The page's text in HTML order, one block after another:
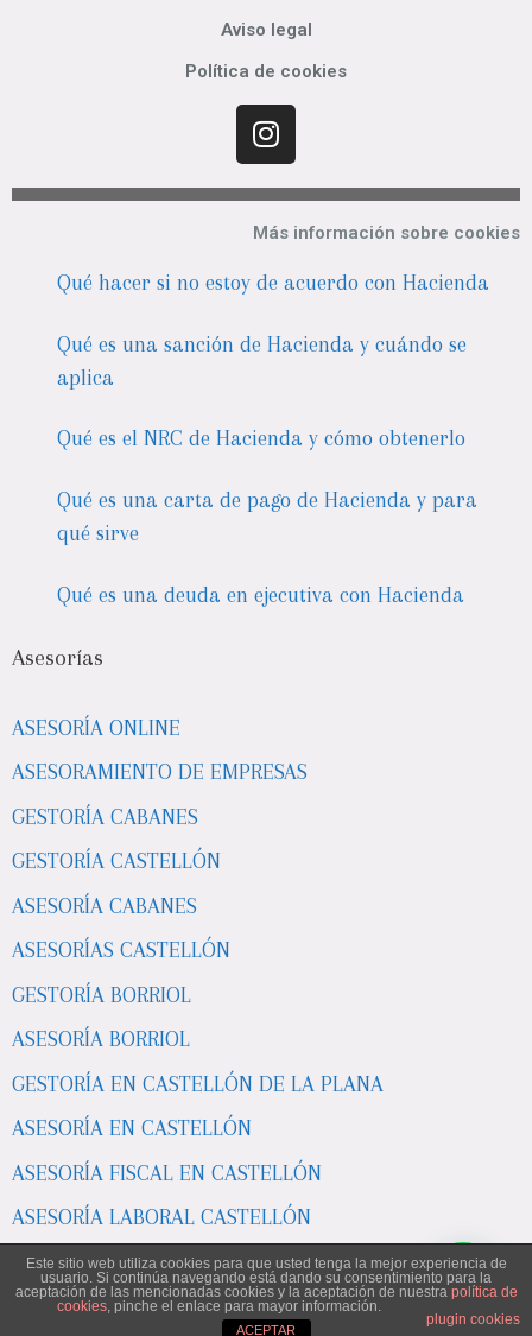
Aviso legal
Política de cookies
Más información sobre cookies
Qué hacer si no estoy de acuerdo con Hacienda
Qué es una sanción de Hacienda y cuándo se
aplica
Qué es el NRC de Hacienda y cómo obtenerlo
Qué es una carta de pago de Hacienda y para
qué sirve
Qué es una deuda en ejecutiva con Hacienda
Asesorías
ASESORÍA ONLINE
ASESORAMIENTO DE EMPRESAS
GESTORÍA CABANES
GESTORÍA CASTELLÓN
ASESORÍA CABANES
ASESORÍAS CASTELLÓN
GESTORÍA BORRIOL
ASESORÍA BORRIOL
GESTORÍA EN CASTELLÓN DE LA PLANA
ASESORÍA EN CASTELLÓN
ASESORÍA FISCAL EN CASTELLÓN
ASESORÍA LABORAL CASTELLÓN
ASESORÍA POBLA TORNESA
ASESORÍAS EN CASTELLÓN DE LA PLANA
Este sitio web utiliza cookies para que usted tenga la mejor experiencia de
usuario. Si continúa navegando está dando su consentimiento para la
aceptación de las mencionadas cookies y la aceptación de nuestra política de
cookies, pinche el enlace para mayor información.
plugin cookies
ACEPTAR